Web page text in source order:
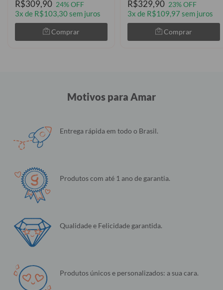
R$309,90 24% OFF
3x de R$103,30 sem juros
Comprar
R$329,90 23% OFF
3x de R$109,97 sem juros
Comprar
Motivos para Amar
Entrega rápida em todo o Brasil.
Produtos com até 1 ano de garantia.
Qualidade e Felicidade garantida.
Produtos únicos e personalizados: a sua cara.